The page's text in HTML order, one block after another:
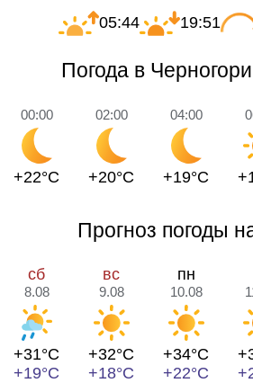
05:44 19:51
Погода в
00:00
+22°C
02:00
+20°C
04:00
+19°C
Прогноз погоды
сб
8.08
+31°C
+19°C
вс
9.08
+32°C
+18°C
пн
10.08
+34°C
+22°C